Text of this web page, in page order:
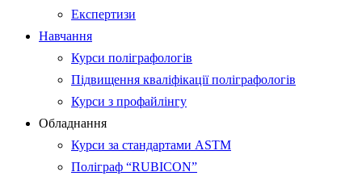
Експертизи
Навчання
Курси поліграфологів
Підвищення кваліфікації поліграфологів
Курси з профайлінгу
Обладнання
Курси за стандартами ASTM
Поліграф “RUBICON”